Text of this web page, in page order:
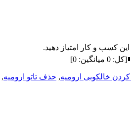
این کسب و کار امتیاز دهید.
[کل:0 میانگین:0
]
خالکوبی ارومیه, حذف تاتو ارومیه,